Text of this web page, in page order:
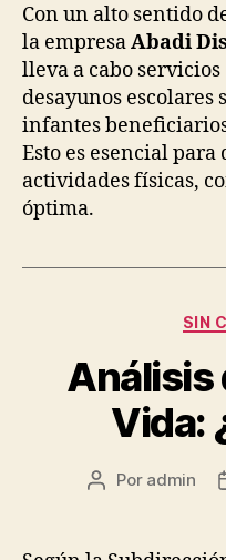
Con un alto sentido
la empresaAbadi
lleva a cabo
desayunos escolares
infantes
Esto es esencial
actividades físicas,
óptima.
SIN
Análisis
Vida:
Autor
publicación
Por admin